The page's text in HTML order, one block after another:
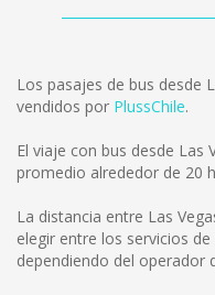
Los pasajes de bus desde
vendidos por PlussChile.
El viaje con bus desde Las
promedio alrededor de 20
La distancia entre Las
elegir entre los servicios
dependiendo del operador